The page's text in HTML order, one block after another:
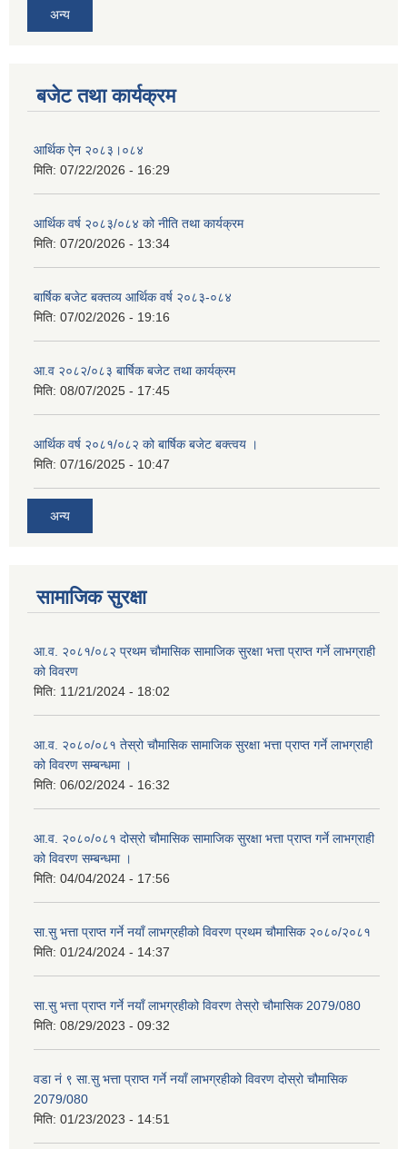
अन्य
बजेट तथा कार्यक्रम
आर्थिक ऐन २०८३।०८४
मिति: 07/22/2026 - 16:29
आर्थिक वर्ष २०८३/०८४ को नीति तथा कार्यक्रम
मिति: 07/20/2026 - 13:34
बार्षिक बजेट बक्तव्य आर्थिक वर्ष २०८३-०८४
मिति: 07/02/2026 - 19:16
आ.व २०८२/०८३ बार्षिक बजेट तथा कार्यक्रम
मिति: 08/07/2025 - 17:45
आर्थिक वर्ष २०८१/०८२ को बार्षिक बजेट बक्त्वय ।
मिति: 07/16/2025 - 10:47
अन्य
सामाजिक सुरक्षा
आ.व. २०८१/०८२ प्रथम चौमासिक सामाजिक सुरक्षा भत्ता प्राप्त गर्ने लाभग्राही
को विवरण
मिति: 11/21/2024 - 18:02
आ.व. २०८०/०८१ तेस्रो चौमासिक सामाजिक सुरक्षा भत्ता प्राप्त गर्ने लाभग्राही
को विवरण सम्बन्धमा ।
मिति: 06/02/2024 - 16:32
आ.व. २०८०/०८१ दोस्रो चौमासिक सामाजिक सुरक्षा भत्ता प्राप्त गर्ने लाभग्राही
को विवरण सम्बन्धमा ।
मिति: 04/04/2024 - 17:56
सा.सु भत्ता प्राप्त गर्ने नयाँ लाभग्रहीको विवरण प्रथम चौमासिक २०८०/२०८१
मिति: 01/24/2024 - 14:37
सा.सु भत्ता प्राप्त गर्ने नयाँ लाभग्रहीको विवरण तेस्रो चौमासिक 2079/080
मिति: 08/29/2023 - 09:32
वडा नं ९ सा.सु भत्ता प्राप्त गर्ने नयाँ लाभग्रहीको विवरण दोस्रो चौमासिक
2079/080
मिति: 01/23/2023 - 14:51